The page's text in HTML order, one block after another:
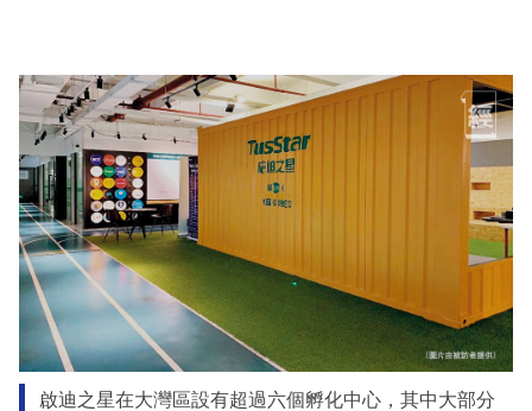
啟迪之星在大灣區設有超過六個孵化中心，其中大部分